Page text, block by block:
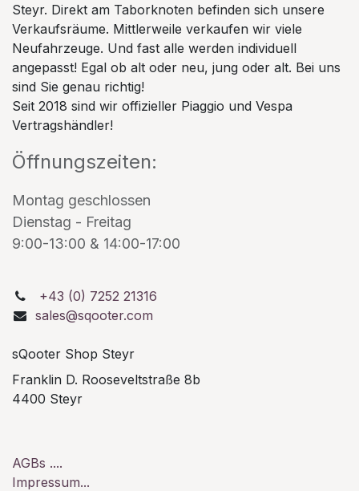
Steyr. Direkt am Taborknoten befinden sich unsere
Verkaufsräume. Mittlerweile verkaufen wir viele
Neufahrzeuge. Und fast alle werden individuell
angepasst! Egal ob alt oder neu, jung oder alt. Bei uns
sind Sie genau richtig!
Seit 2018 sind wir offizieller Piaggio und Vespa
Vertragshändler!
Öffnungszeiten:
Montag geschlossen
Dienstag - Freitag
9:00-13:00 & 14:00-17:00
+43 (0) 7252 21316
sales@sqooter.com
sQooter Shop Steyr
Franklin D. Rooseveltstraße 8b
4400 Steyr
AGBs ....
Impressum...